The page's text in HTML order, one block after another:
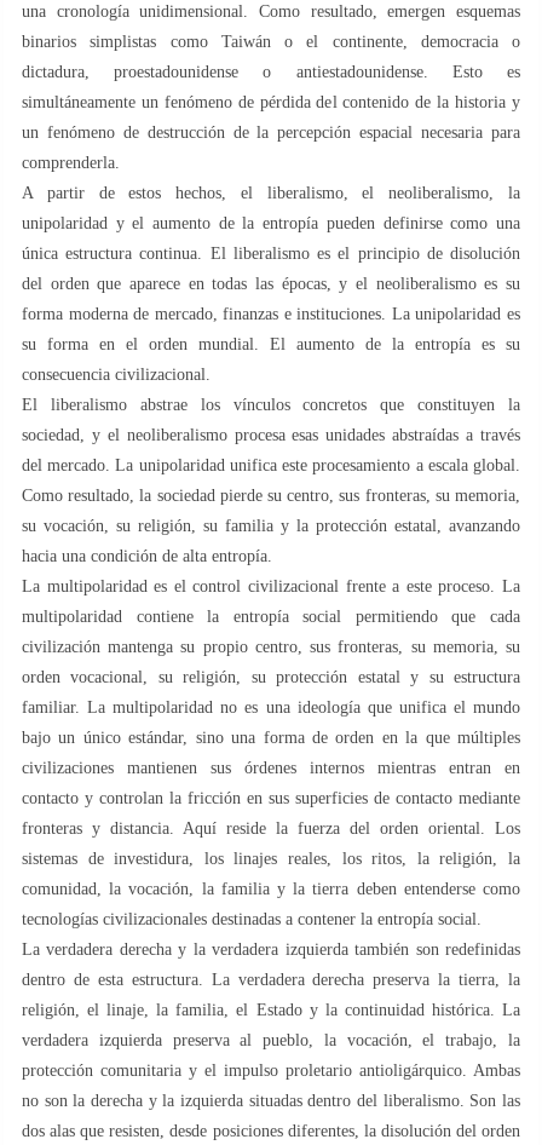
una cronología unidimensional. Como resultado, emergen esquemas
binarios simplistas como Taiwán o el continente, democracia o
dictadura, proestadounidense o antiestadounidense. Esto es
simultáneamente un fenómeno de pérdida del contenido de la historia y
un fenómeno de destrucción de la percepción espacial necesaria para
comprenderla.
A partir de estos hechos, el liberalismo, el neoliberalismo, la
unipolaridad y el aumento de la entropía pueden definirse como una
única estructura continua. El liberalismo es el principio de disolución
del orden que aparece en todas las épocas, y el neoliberalismo es su
forma moderna de mercado, finanzas e instituciones. La unipolaridad es
su forma en el orden mundial. El aumento de la entropía es su
consecuencia civilizacional.
El liberalismo abstrae los vínculos concretos que constituyen la
sociedad, y el neoliberalismo procesa esas unidades abstraídas a través
del mercado. La unipolaridad unifica este procesamiento a escala global.
Como resultado, la sociedad pierde su centro, sus fronteras, su memoria,
su vocación, su religión, su familia y la protección estatal, avanzando
hacia una condición de alta entropía.
La multipolaridad es el control civilizacional frente a este proceso. La
multipolaridad contiene la entropía social permitiendo que cada
civilización mantenga su propio centro, sus fronteras, su memoria, su
orden vocacional, su religión, su protección estatal y su estructura
familiar. La multipolaridad no es una ideología que unifica el mundo
bajo un único estándar, sino una forma de orden en la que múltiples
civilizaciones mantienen sus órdenes internos mientras entran en
contacto y controlan la fricción en sus superficies de contacto mediante
fronteras y distancia. Aquí reside la fuerza del orden oriental. Los
sistemas de investidura, los linajes reales, los ritos, la religión, la
comunidad, la vocación, la familia y la tierra deben entenderse como
tecnologías civilizacionales destinadas a contener la entropía social.
La verdadera derecha y la verdadera izquierda también son redefinidas
dentro de esta estructura. La verdadera derecha preserva la tierra, la
religión, el linaje, la familia, el Estado y la continuidad histórica. La
verdadera izquierda preserva al pueblo, la vocación, el trabajo, la
protección comunitaria y el impulso proletario antioligárquico. Ambas
no son la derecha y la izquierda situadas dentro del liberalismo. Son las
dos alas que resisten, desde posiciones diferentes, la disolución del orden